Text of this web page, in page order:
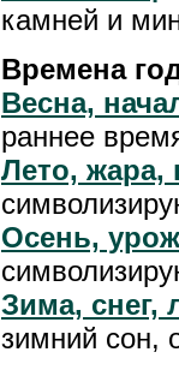
камней и
Времена
Весна,
раннее
Лето, жара,
Осень,
Зима, снег,
зимний сон,